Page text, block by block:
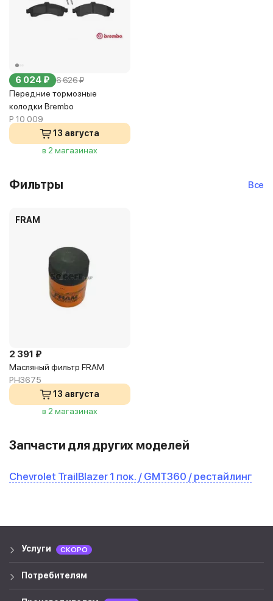
6 024 ₽ 6 626 ₽
Передние тормозные
колодки Brembo
P 10 009
13 августа
в 2 магазинах
Фильтры Все
FRAM
2 391 ₽
Масляный фильтр FRAM
PH3675
13 августа
в 2 магазинах
Запчасти для других моделей
Chevrolet TrailBlazer 1 пок. / GMT360 / рестайлинг
Услуги СКОРО
Потребителям